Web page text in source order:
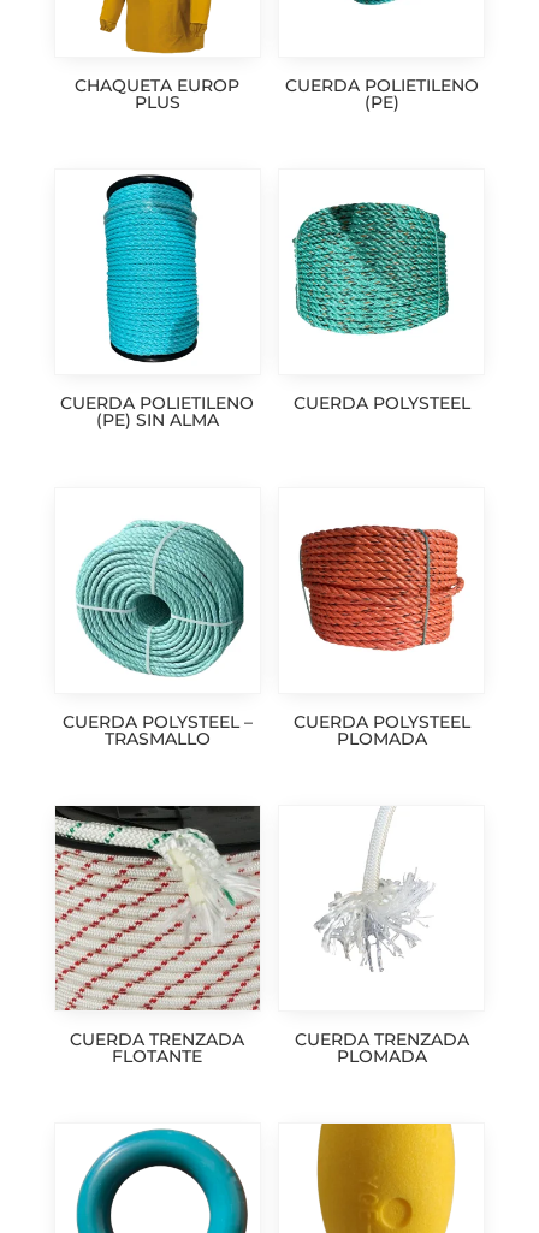
CHAQUETA EUROP
PLUS
CUERDA POLIETILENO
(PE)
CUERDA POLIETILENO
(PE) SIN ALMA
CUERDA POLYSTEEL
CUERDA POLYSTEEL –
TRASMALLO
CUERDA POLYSTEEL
PLOMADA
CUERDA TRENZADA
FLOTANTE
CUERDA TRENZADA
PLOMADA